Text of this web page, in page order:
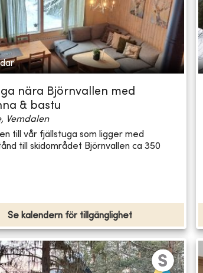
nära Björnvallen med
& bastu
Vemdalen
till vår fjällstuga som ligger med
till skidområdet Björnvallen ca 350
Se kalendern för tillgänglighet